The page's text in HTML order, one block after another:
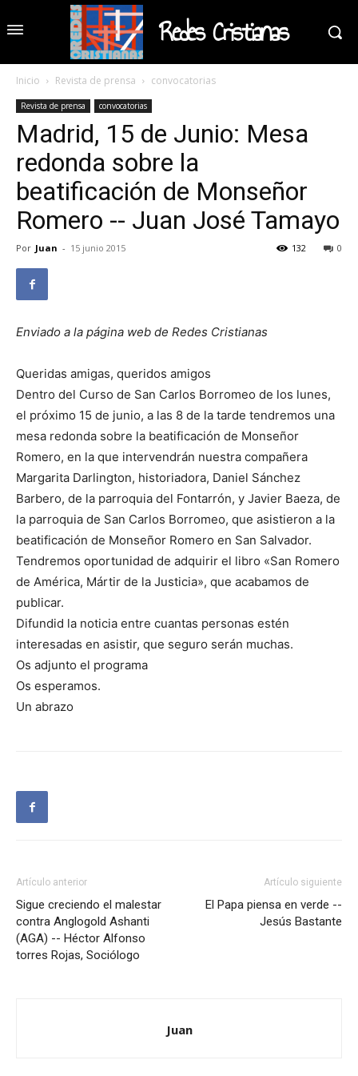
Redes Cristianas
Inicio Revista de prensa convocatorias
Revista de prensa convocatorias
Madrid, 15 de Junio: Mesa
redonda sobre la
beatificación de Monseñor
Romero -- Juan José Tamayo
Por Juan - 15 junio 2015 0
132
Enviado a la página web de Redes Cristianas
Queridas amigas, queridos amigos
Dentro del Curso de San Carlos Borromeo de los lunes,
el próximo 15 de junio, a las 8 de la tarde tendremos una
mesa redonda sobre la beatificación de Monseñor
Romero, en la que intervendrán nuestra compañera
Margarita Darlington, historiadora, Daniel Sánchez
Barbero, de la parroquia del Fontarrón, y Javier Baeza, de
la parroquia de San Carlos Borromeo, que asistieron a la
beatificación de Monseñor Romero en San Salvador.
Tendremos oportunidad de adquirir el libro «San Romero
de América, Mártir de la Justicia», que acabamos de
publicar.
Difundid la noticia entre cuantas personas estén
interesadas en asistir, que seguro serán muchas.
Os adjunto el programa
Os esperamos.
Un abrazo
Artículo anterior
Sigue creciendo el malestar
contra Anglogold Ashanti
(AGA) -- Héctor Alfonso
torres Rojas, Sociólogo
Artículo siguiente
El Papa piensa en verde --
Jesús Bastante
Juan